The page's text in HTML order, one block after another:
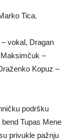
Tica.
vokal, Dragan
–
Kopuz –
podršku
Tupas Mene
privukle pažnju